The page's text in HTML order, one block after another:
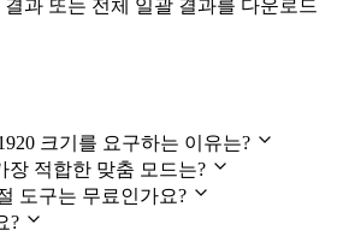
과 또는 전체 일괄 결과를 다운로드
크기를 요구하는 이유는?
장 적합한 맞춤 모드는?
도구는 무료인가요?
?